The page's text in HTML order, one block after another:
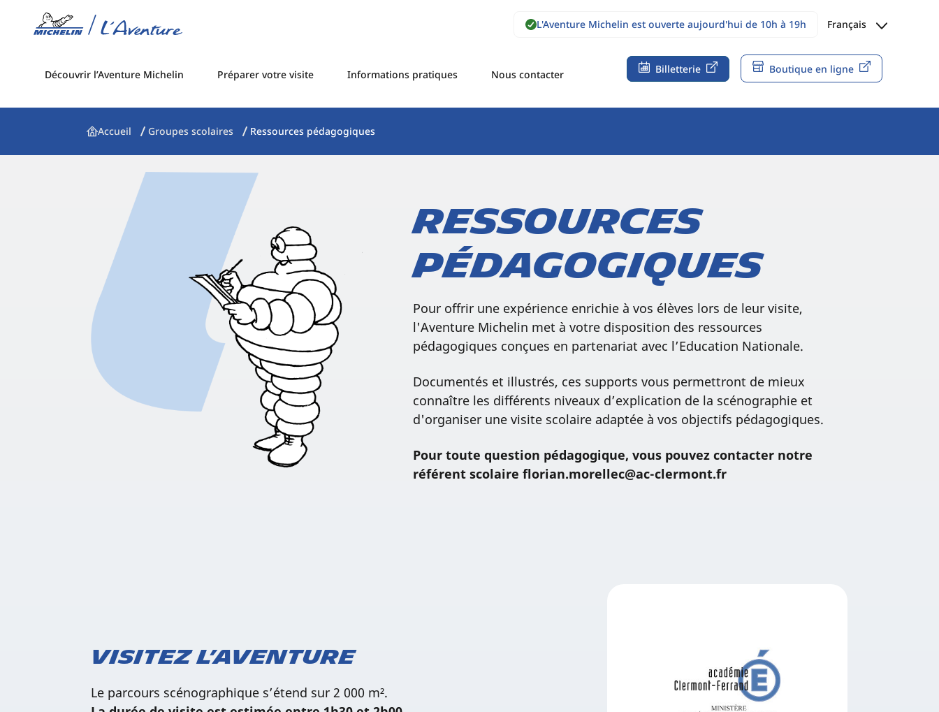
L'Aventure Michelin est ouverte aujourd'hui de 10h à 19h Français
Découvrir l’Aventure Michelin Préparer votre visite Informations pratiques Nous contacter Billetterie Boutique en ligne
Accueil Groupes scolaires Ressources pédagogiques
Ressources
pédago­giques
Pour offrir une expérience enrichie à vos élèves lors de leur visite,
l'Aventure Michelin met à votre disposition des ressources
pédagogiques conçues en partenariat avec l’Education Nationale.
Documentés et illustrés, ces supports vous permettront de mieux
connaître les différents niveaux d’explication de la scénographie et
d'organiser une visite scolaire adaptée à vos objectifs pédagogiques.
Pour toute question pédagogique, vous pouvez contacter notre
référent scolaire florian.morellec@ac-clermont.fr
Visitez l’aventure
Le parcours scénographique s’étend sur 2 000 m².